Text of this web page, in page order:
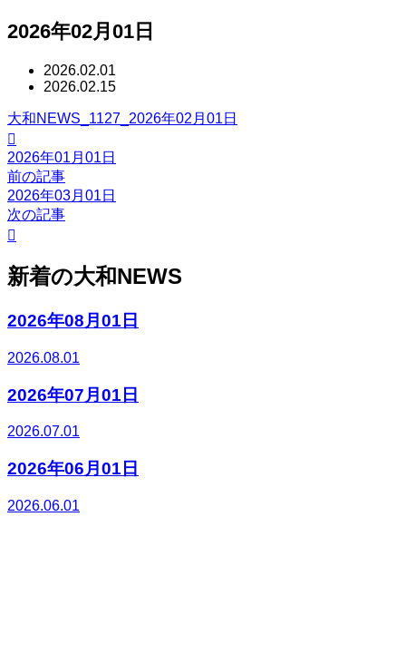
2026年02月01日
2026.02.01
2026.02.15
大和NEWS_1127_2026年02月01日

2026年01月01日
前の記事
2026年03月01日
次の記事

新着の大和NEWS
2026年08月01日
2026.08.01
2026年07月01日
2026.07.01
2026年06月01日
2026.06.01